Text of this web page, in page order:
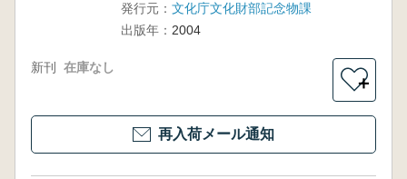
発行元： 文化庁文化財部記念物課
出版年： 2004
新刊 在庫なし
＋
再入荷メール通知